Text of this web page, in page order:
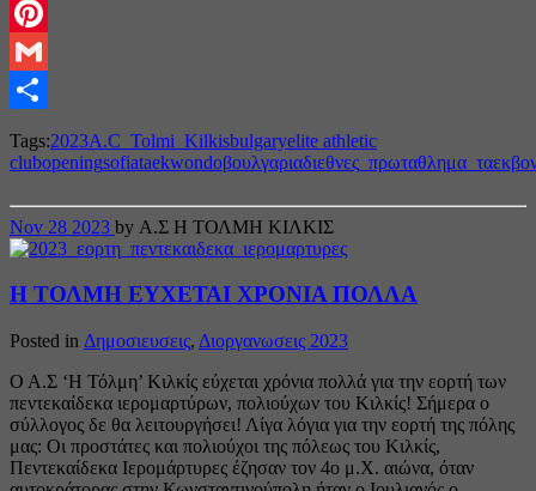
Twitter
Pinterest
Gmail
Tags:2023A.C_Tolmi_Kilkisbulgaryelite athletic
clubopeningsofiataekwondoβουλγαρια
Nov 28 2023 by Α.Σ Η ΤΟΛΜΗ ΚΙΛΚΙΣ
Η ΤΟΛΜΗ ΕΥΧΕΤΑΙ ΧΡΟΝΙΑ ΠΟΛΛΑ
Posted in Δημοσιευσεις, Διοργανωσεις 2023
Ο Α.Σ ‘Η Τόλμη’ Κιλκίς εύχεται χρόνια πολλά για την εορτή των
πεντεκαίδεκα ιερομαρτύρων, πολιούχων του Κιλκίς! Σήμερα ο
σύλλογος δε θα λειτουργήσει! Λίγα λόγια για την εορτή της πόλης
μας: Οι προστάτες και πολιούχοι της πόλεως του Κιλκίς,
Πεντεκαίδεκα Ιερομάρτυρες έζησαν τον 4ο μ.Χ. αιώνα, όταν